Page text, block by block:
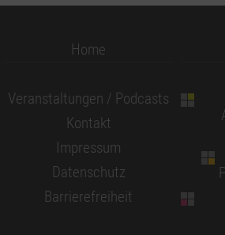
Home
Veranstaltungen / Podcasts
Kontakt
Impressum
Datenschutz
Barrierefreiheit